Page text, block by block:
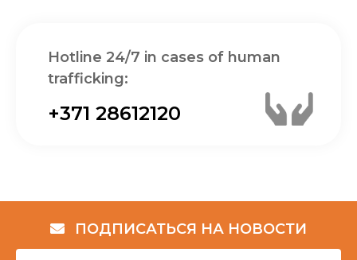
Hotline 24/7 in cases of human
trafficking:
+371 28612120
ПОДПИСАТЬСЯ НА НОВОСТИ